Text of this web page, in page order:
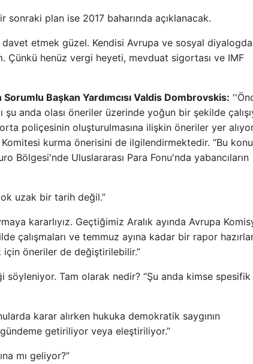
sonraki plan ise 2017 baharında açıklanacak.
etmek güzel. Kendisi Avrupa ve sosyal
henüz vergi heyeti, mevduat sigortası ve IMF
Başkan Yardımcısı Valdis Dombrovskis:
anda olası öneriler üzerinde yoğun bir şekilde
poliçesinin oluşturulmasına ilişkin öneriler yer
kurma önerisini de ilgilendirmektedir. “Bu
Bölgesi'nde Uluslararası Para Fonu'nda yabancıların
uzak bir tarih değil.”
kararlıyız. Geçtiğimiz Aralık ayında Avrupa
çalışmaları ve temmuz ayına kadar bir rapor
için öneriler de değiştirilebilir.”
Tam olarak nedir? “Şu anda kimse
karar alırken hukuka demokratik saygının
getiriliyor veya eleştiriliyor.”
mı geliyor?”